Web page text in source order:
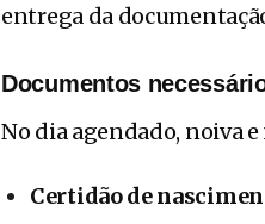
entrega da
Documentos
No dia agendado, noiva
Certidão de